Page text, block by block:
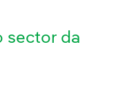
sector da